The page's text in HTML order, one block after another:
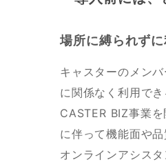
場所に縛られず
キャスターのメン
に関係なく利用で
CASTER BIZ事業
に伴って機能面や
オンラインアシス